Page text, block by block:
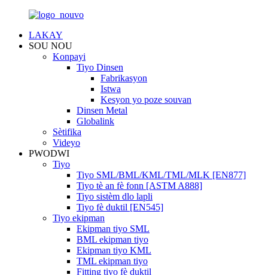
LAKAY
SOU NOU
Konpayi
Tiyo Dinsen
Fabrikasyon
Istwa
Kesyon yo poze souvan
Dinsen Metal
Globalink
Sètifika
Videyo
PWODWI
Tiyo
Tiyo SML/BML/KML/TML/MLK [EN877]
Tiyo tè an fè fonn [ASTM A888]
Tiyo sistèm dlo lapli
Tiyo fè duktil [EN545]
Tiyo ekipman
Ekipman tiyo SML
BML ekipman tiyo
Ekipman tiyo KML
TML ekipman tiyo
Fitting tiyo fè duktil